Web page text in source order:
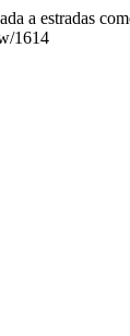
a estradas
1614